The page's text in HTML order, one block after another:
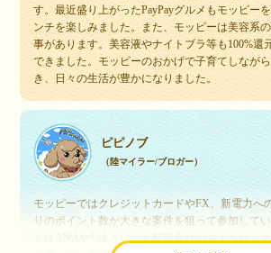
す。最近盛り上がったPayPayグルメもモッピー
ンチを楽しみました。また、モッピーは美容系
事があります。美容液やナイトブラ等も100%還
できました。モッピーのおかげで子育てしなが
き、日々の生活が豊かになりました。
ピピノブ
（陸マイラー/ブロガー）
モッピーではクレジットカードやFX、新電力へ
りのポイント数が大きな案件を狙って参加して